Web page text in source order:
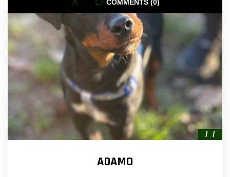
COMMENTS (0)
ADAMO